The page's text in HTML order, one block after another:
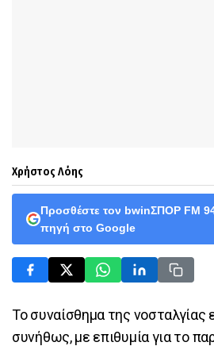
Χρήστος Λόης
Προσθέστε τον bwinΣΠΟΡ FM
πηγή στο Google
Το συναίσθημα της νοσταλγίας
συνήθως, με επιθυμία για το